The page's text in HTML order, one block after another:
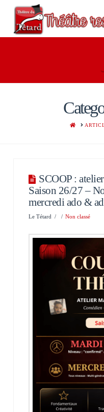
HOME
SCOOP :
Saison 26/27 –
mercredi ado &
Le Tétard Non classé